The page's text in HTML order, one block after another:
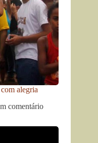
alegria
comentário